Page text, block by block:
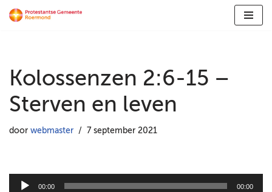
inhoud
Kolossenzen 2:6-15 –
Sterven en leven
door webmaster 7 september 2021
00:00 00:00